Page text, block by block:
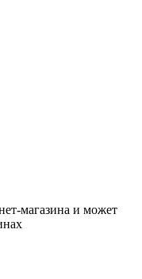
магазина и может